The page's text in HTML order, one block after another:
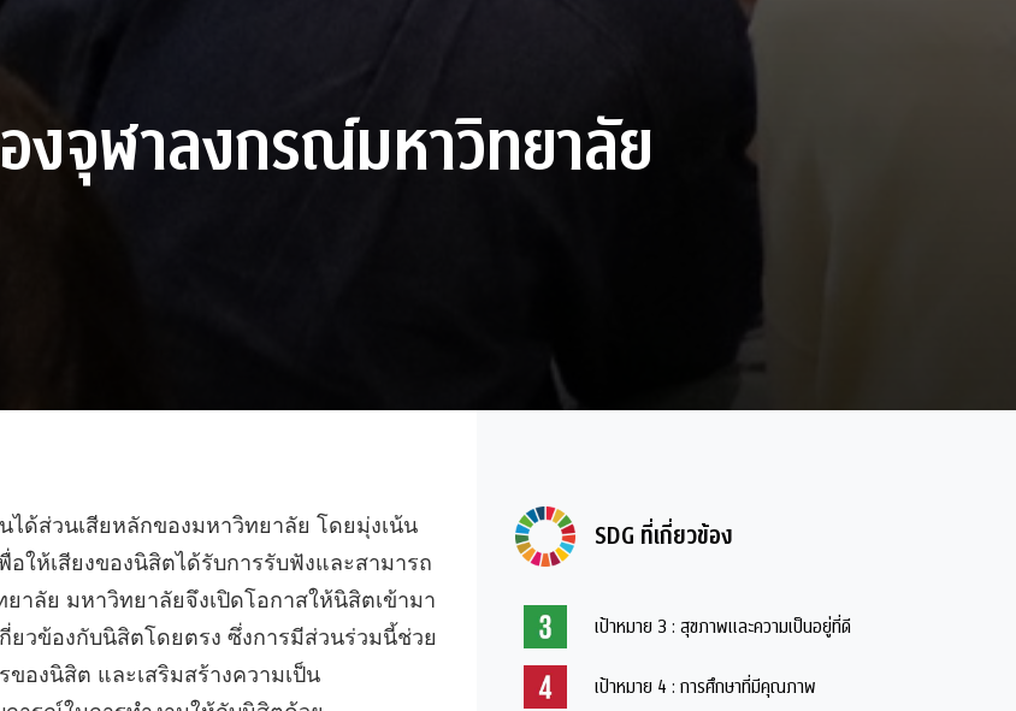
งจุฬาลงกรณ์มหาวิทยาลัย
ด้ส่วนเสียหลักของมหาวิทยาลัย โดยมุ่งเน้น
ให้เสียงของนิสิตได้รับการรับฟังและสามารถ
าลัย มหาวิทยาลัยจึงเปิดโอกาสให้นิสิตเข้ามา
ยวข้องกับนิสิตโดยตรง ซึ่งการมีส่วนร่วมนี้ช่วย
องนิสิต และเสริมสร้างความเป็น
SDG ที่เกี่ยวข้อง
เป้าหมาย 3 : สุขภาพและความเป็นอยู่ที่ดี
เป้าหมาย 4 : การศึกษาที่มีคุณภาพ